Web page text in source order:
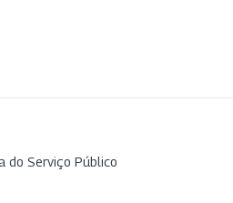
do Serviço Público